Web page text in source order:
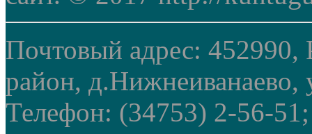
Почтовый адрес: 452990,
район, д.Нижнеиванаево,
Телефон: (34753) 2-56-